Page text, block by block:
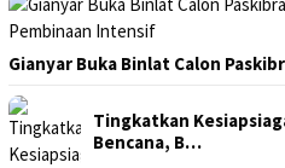
Gianyar Buka Binlat Calon
Tingkatkan
Bencana, B…